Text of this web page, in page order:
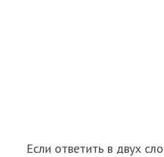
Если ответить в двух